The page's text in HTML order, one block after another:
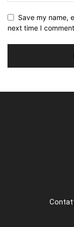
Save my name,
next time I